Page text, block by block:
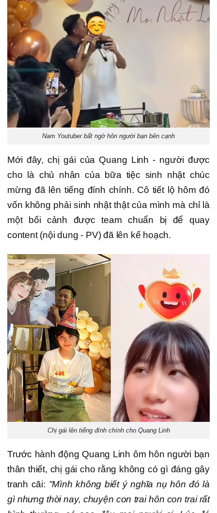
Nam Youtuber bất ngờ hôn người bạn bên cạnh
Mới đây, chị gái của Quang Linh - người được
cho là chủ nhân của bữa tiệc sinh nhật chúc
mừng đã lên tiếng đính chính. Cô tiết lộ hôm đó
vốn không phải sinh nhật thật của mình mà chỉ là
một bối cảnh được team chuẩn bị để quay
content (nội dung - PV) đã lên kế hoạch.
Chị gái lên tiếng đính chính cho Quang Linh
Trước hành động Quang Linh ôm hôn người bạn
thân thiết, chị gái cho rằng không có gì đáng gây
tranh cãi: "Mình không biết ý nghĩa nụ hôn đó là
gì nhưng thời nay, chuyện con trai hôn con trai rất